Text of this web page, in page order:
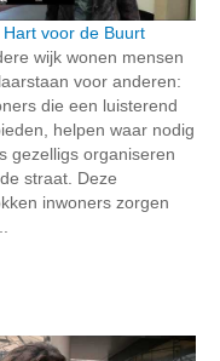
Hart voor de Buurt
wijk wonen mensen
voor anderen:
die een luisterend
helpen waar nodig
gezelligs organiseren
straat. Deze
inwoners zorgen